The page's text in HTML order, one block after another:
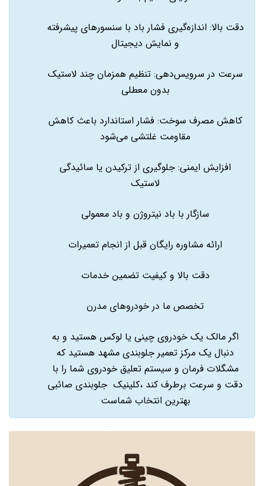
دقت بالا: اندازه‌گیری فشار باد با سنسورهای پیشرفته
و نمایش دیجیتال
سرعت در سرویس‌دهی: تنظیم همزمان چند لاستیک
بدون معطلی
کاهش مصرف سوخت: فشار استاندارد باعث کاهش
مقاومت غلتشی می‌شود
افزایش ایمنی: جلوگیری از ترکیدن یا سائیدگی
لاستیک
سازگار با باد نیتروژن و باد معمولی
ارائه مشاوره رایگان قبل از انجام تعمیرات
دقت بالا و کیفیت تضمین خدمات
تخصص ما در خودروهای مدرن
اگر مالک یک خودروی چینی یا لوکس هستید و به
دنبال یک مرکز تعمیر جلوبندی مشهد هستید که
مشگلات فرمان و سیستم تعلیق خودروی شما را با
دقت و سرعت برطرف کند ،کلینیک جلوبندی صائبی
بهترین انتخاب شماست